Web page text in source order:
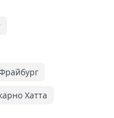
Хатта